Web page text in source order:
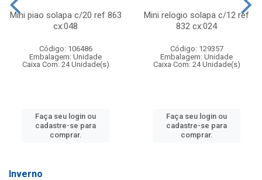
Mini piao solapa c/20 ref 863
cx:048
Código: 106486
Embalagem: Unidade
Caixa Com: 24 Unidade(s)
Faça seu login ou
cadastre-se para
comprar.
Mini relogio solapa c/12 ref
832 cx:024
Código: 129357
Embalagem: Unidade
Caixa Com: 24 Unidade(s)
Faça seu login ou
cadastre-se para
comprar.
Inverno